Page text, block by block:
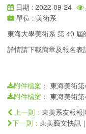
日期 : 2022-09-24
單位 : 美術系
東海大學美術系 第 40
詳情請下載簡章及報名表
附件檔案 ： 東海美術
附件檔案 ： 東海美術
上一則： 東美系友報
下一則： 東美藝文快訊